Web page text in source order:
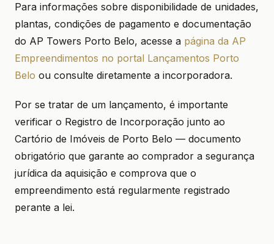
Para informações sobre disponibilidade de unidades,
plantas, condições de pagamento e documentação
do AP Towers Porto Belo, acesse a página da AP
Empreendimentos no portal Lançamentos Porto
Belo ou consulte diretamente a incorporadora.
Por se tratar de um lançamento, é importante
verificar o Registro de Incorporação junto ao
Cartório de Imóveis de Porto Belo — documento
obrigatório que garante ao comprador a segurança
jurídica da aquisição e comprova que o
empreendimento está regularmente registrado
perante a lei.